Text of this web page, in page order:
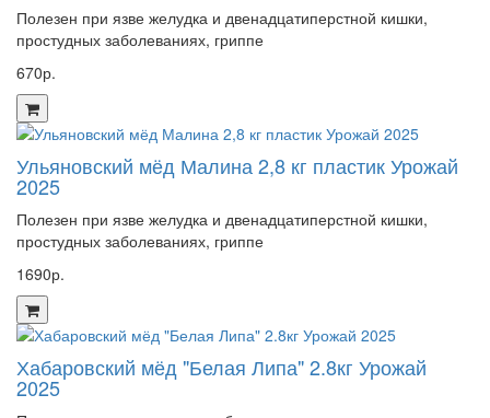
Полезен при язве желудка и двенадцатиперстной кишки,
простудных заболеваниях, гриппе
670р.
Ульяновский мёд Малина 2,8 кг пластик Урожай
2025
Полезен при язве желудка и двенадцатиперстной кишки,
простудных заболеваниях, гриппе
1690р.
Хабаровский мёд "Белая Липа" 2.8кг Урожай
2025